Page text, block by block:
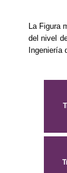
La Figura
del nivel
Ingeniería